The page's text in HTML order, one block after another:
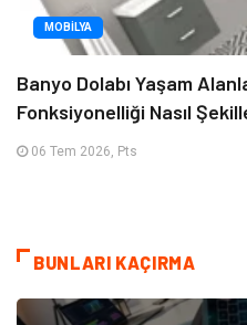
MOBILYA
Banyo Dolabı Yaşam
Fonksiyonelliği Nasıl
06 Tem 2026, Pts
BUNLARI KAÇIRMA